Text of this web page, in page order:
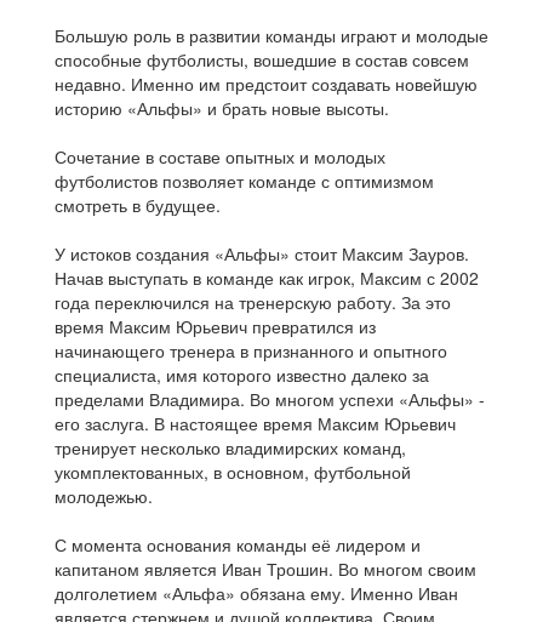
Большую роль в развитии команды играют и молодые
способные футболисты, вошедшие в состав совсем
недавно. Именно им предстоит создавать новейшую
историю «Альфы» и брать новые высоты.
Сочетание в составе опытных и молодых
футболистов позволяет команде с оптимизмом
смотреть в будущее.
У истоков создания «Альфы» стоит Максим Зауров.
Начав выступать в команде как игрок, Максим с 2002
года переключился на тренерскую работу. За это
время Максим Юрьевич превратился из
начинающего тренера в признанного и опытного
специалиста, имя которого известно далеко за
пределами Владимира. Во многом успехи «Альфы» -
его заслуга. В настоящее время Максим Юрьевич
тренирует несколько владимирских команд,
укомплектованных, в основном, футбольной
молодежью.
С момента основания команды её лидером и
капитаном является Иван Трошин. Во многом своим
долголетием «Альфа» обязана ему. Именно Иван
является стержнем и душой коллектива. Своим